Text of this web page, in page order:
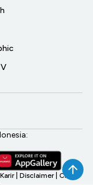
Karir Disclaimer CNBC